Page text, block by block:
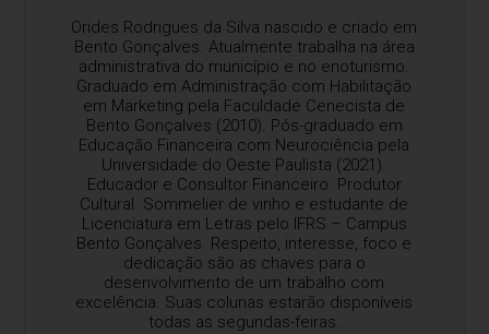
Orides Rodrigues da Silva nascido e criado em
Bento Gonçalves. Atualmente trabalha na área
administrativa do município e no enoturismo.
Graduado em Administração com Habilitação
em Marketing pela Faculdade Cenecista de
Bento Gonçalves (2010). Pós-graduado em
Educação Financeira com Neurociência pela
Universidade do Oeste Paulista (2021).
Educador e Consultor Financeiro. Produtor
Cultural. Sommelier de vinho e estudante de
Licenciatura em Letras pelo IFRS – Campus
Bento Gonçalves. Respeito, interesse, foco e
dedicação são as chaves para o
desenvolvimento de um trabalho com
excelência. Suas colunas estarão disponíveis
todas as segundas-feiras.